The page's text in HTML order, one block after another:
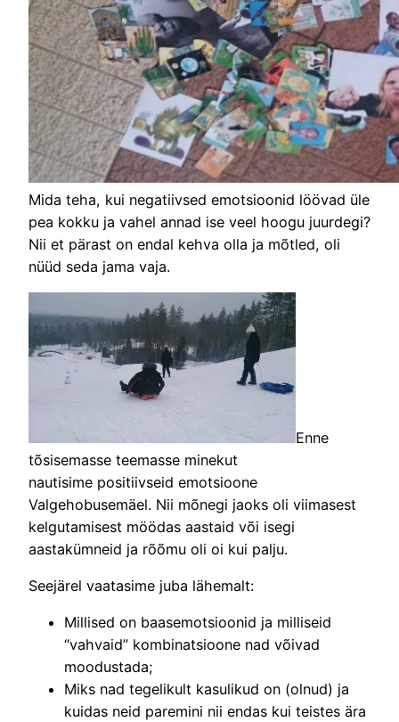
Mida teha, kui negatiivsed emotsioonid löövad üle
pea kokku ja vahel annad ise veel hoogu juurdegi?
Nii et pärast on endal kehva olla ja mõtled, oli
nüüd seda jama vaja.
Enne
tõsisemasse teemasse minekut
nautisime positiivseid emotsioone
Valgehobusemäel. Nii mõnegi jaoks oli viimasest
kelgutamisest möödas aastaid või isegi
aastakümneid ja rõõmu oli oi kui palju.
Seejärel vaatasime juba lähemalt:
Millised on baasemotsioonid ja milliseid
“vahvaid” kombinatsioone nad võivad
moodustada;
Miks nad tegelikult kasulikud on (olnud) ja
kuidas neid paremini nii endas kui teistes ära